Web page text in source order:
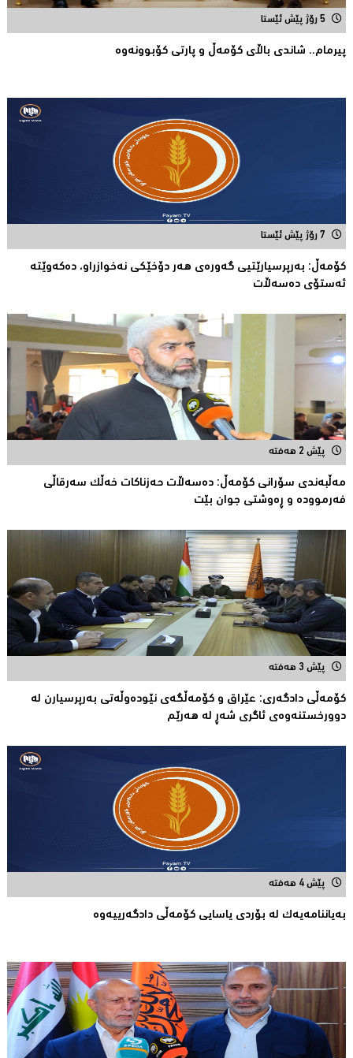
5 رۆژ پێش ئێستا
پیرمام.. شاندی باڵای كۆمه‌ڵ و پارتی كۆبوونه‌وه‌
7 رۆژ پێش ئێستا
كۆمەڵ: بەرپرسیارێتیی گەورەی هەر دۆخێکی نەخوازراو، دەكەوێتە
ئەستۆی دەسەڵات
پێش 2 هەفتە
مەڵبەندى سۆرانى کۆمەڵ: دەسەڵات حەزناکات خەڵک سەرقاڵى
فەرموودە و ڕەوشتى جوان بێت
پێش 3 هەفتە
کۆمەڵى دادگەرى: عێراق و كۆمەڵگەی نێودەوڵەتی بەرپرسیارن لە
دوورخستنەوەى ئاگری شەڕ لە هەرێم
پێش 4 هەفتە
بەیاننامەیەک لە بۆردی یاسایی کۆمەڵی دادگەرییەوە